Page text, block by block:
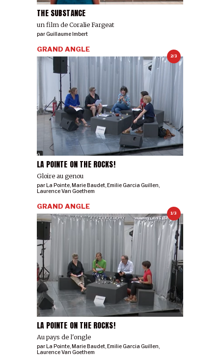
THE SUBSTANCE
un film de Coralie Fargeat
parGuillaume Imbert
2/3
LA POINTE ON THE ROCKS!
Gloire au genou
GRAND ANGLE
parLa Pointe,Marie Baudet,Emilie Garcia Guillen,
Laurence Van Goethem
1/3
LA POINTE ON THE ROCKS!
Au pays de l'ongle
GRAND ANGLE
parLa Pointe,Marie Baudet,Emilie Garcia Guillen,
Laurence Van Goethem